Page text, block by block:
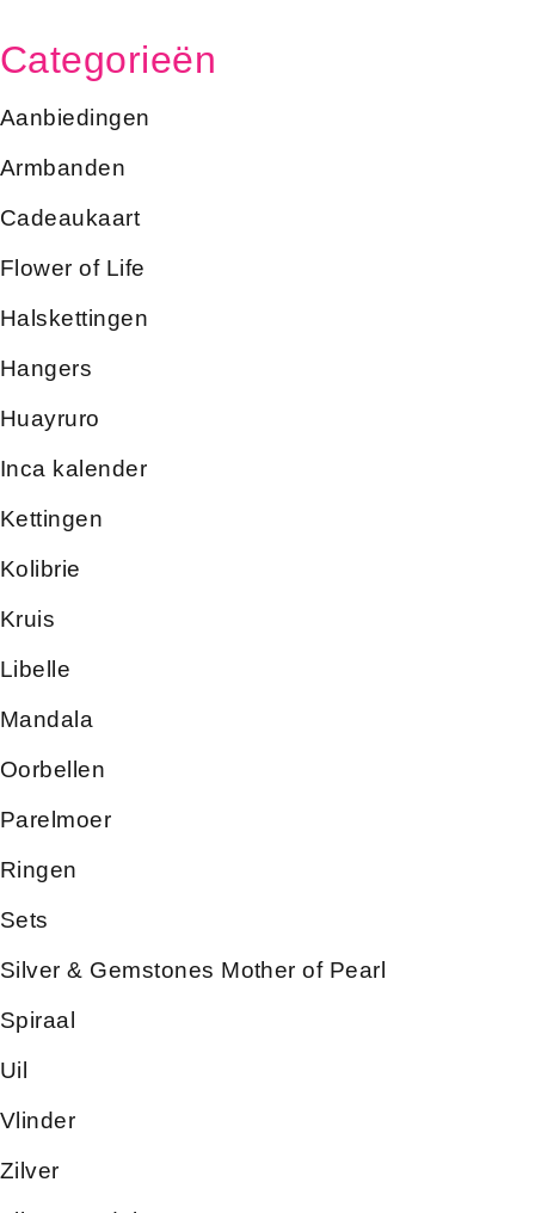
Categorieën
Aanbiedingen
Armbanden
Cadeaukaart
Flower of Life
Halskettingen
Hangers
Huayruro
Inca kalender
Kettingen
Kolibrie
Kruis
Libelle
Mandala
Oorbellen
Parelmoer
Ringen
Sets
Silver & Gemstones Mother of Pearl
Spiraal
Uil
Vlinder
Zilver